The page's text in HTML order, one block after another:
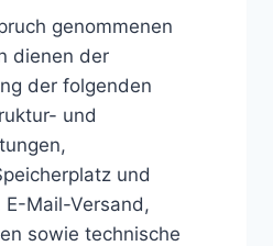
genommenen
dienen der
der folgenden
und
und
Mail-Versand,
sowie technische